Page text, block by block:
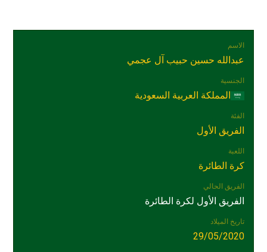
الاسم
عبدالله حسين حبيب آل عجمي
الجنسية
المملكة العربية السعودية
الفئة
الفريق الأول
اللعبة
كرة الطائرة
الفريق الحالي
الفريق الأول لكرة الطائرة
تاريخ الميلاد
29/05/2020